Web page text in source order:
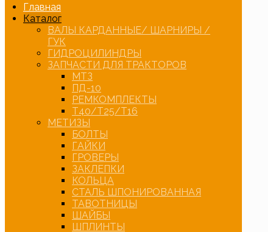
Главная
Каталог
ВАЛЫ КАРДАННЫЕ/ ШАРНИРЫ /
ГУК
ГИДРОЦИЛИНДРЫ
ЗАПЧАСТИ ДЛЯ ТРАКТОРОВ
МТЗ
ПД-10
РЕМКОМПЛЕКТЫ
Т40/Т25/Т16
МЕТИЗЫ
БОЛТЫ
ГАЙКИ
ГРОВЕРЫ
ЗАКЛЕПКИ
КОЛЬЦА
СТАЛЬ ШПОНИРОВАННАЯ
ТАВОТНИЦЫ
ШАЙБЫ
ШПЛИНТЫ